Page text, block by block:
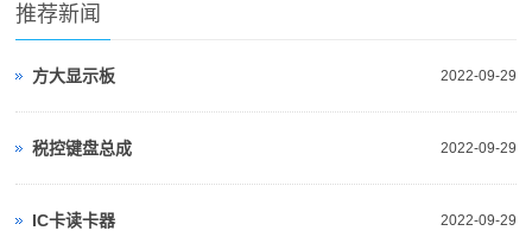
推荐新闻
2022-09-29
方大显示板
2022-09-29
税控键盘总成
2022-09-29
IC卡读卡器